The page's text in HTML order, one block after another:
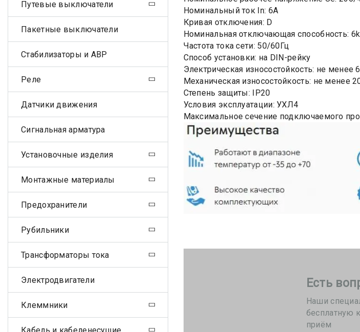
Номинальный ток In: 6А
Кривая отключения: D
Номинальная отключающая способность:
Частота тока сети: 50/60Гц
Способ установки: на DIN-рейку
Электрическая износостойкость: не менее
Механическая износостойкость: не менее
Степень защиты: IP20
Условия эксплуатации: УХЛ4
Максимальное сечение подключаемого
Есть
Наши
бесплатную
приём
Путевые выключатели
Пакетные выключатели
Стабилизаторы и АВР
Реле
Датчики движения
Сигнальная арматура
Установочные изделия
Монтажные материалы
Предохранители
Рубильники
Трансформаторы тока
Электродвигатели
Клеммники
Кабель и кабеленесущие